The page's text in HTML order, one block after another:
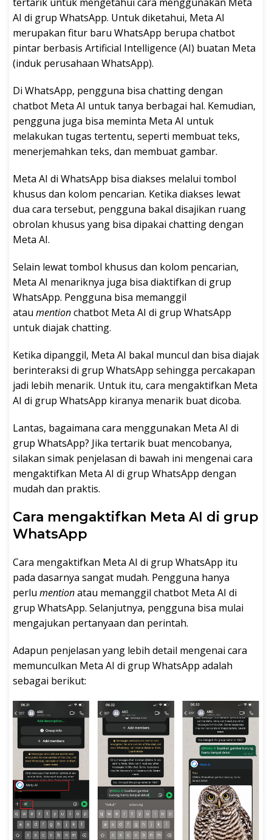
AI di grup WhatsApp. Untuk diketahui, Meta AI
merupakan fitur baru WhatsApp berupa chatbot
pintar berbasis Artificial Intelligence (AI) buatan Meta
(induk perusahaan WhatsApp).
Di WhatsApp, pengguna bisa chatting dengan
chatbot Meta AI untuk tanya berbagai hal. Kemudian,
pengguna juga bisa meminta Meta AI untuk
melakukan tugas tertentu, seperti membuat teks,
menerjemahkan teks, dan membuat gambar.
Meta AI di WhatsApp bisa diakses melalui tombol
khusus dan kolom pencarian. Ketika diakses lewat
dua cara tersebut, pengguna bakal disajikan ruang
obrolan khusus yang bisa dipakai chatting dengan
Meta AI.
Selain lewat tombol khusus dan kolom pencarian,
Meta AI menariknya juga bisa diaktifkan di grup
WhatsApp. Pengguna bisa memanggil
atau mentionchatbot Meta AI di grup WhatsApp
untuk diajak chatting.
Ketika dipanggil, Meta AI bakal muncul dan bisa diajak
berinteraksi di grup WhatsApp sehingga percakapan
jadi lebih menarik. Untuk itu, cara mengaktifkan Meta
AI di grup WhatsApp kiranya menarik buat dicoba.
Lantas, bagaimana cara menggunakan Meta AI di
grup WhatsApp? Jika tertarik buat mencobanya,
silakan simak penjelasan di bawah ini mengenai cara
mengaktifkan Meta AI di grup WhatsApp dengan
mudah dan praktis.
Cara mengaktifkan Meta AI di grup
WhatsApp
Cara mengaktifkan Meta AI di grup WhatsApp itu
pada dasarnya sangat mudah. Pengguna hanya
perlu mentionatau memanggil chatbot Meta AI di
grup WhatsApp. Selanjutnya, pengguna bisa mulai
mengajukan pertanyaan dan perintah.
Adapun penjelasan yang lebih detail mengenai cara
memunculkan Meta AI di grup WhatsApp adalah
sebagai berikut: